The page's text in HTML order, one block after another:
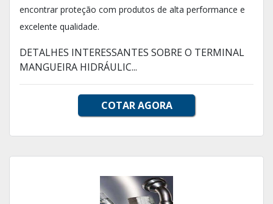
encontrar proteção com produtos de alta performance e
excelente qualidade.
DETALHES INTERESSANTES SOBRE O TERMINAL
MANGUEIRA HIDRÁULIC...
COTAR AGORA